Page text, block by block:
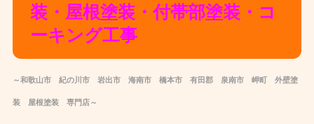
装・屋根塗装・付帯部塗装・コ
ーキング工事
～和歌山市 紀の川市 岩出市 海南市 橋本市 有田郡 泉南市 岬町 外壁塗
装 屋根塗装 専門店～